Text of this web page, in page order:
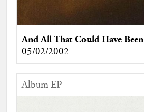
And All That Could Have Been
05/02/2002
Album EP